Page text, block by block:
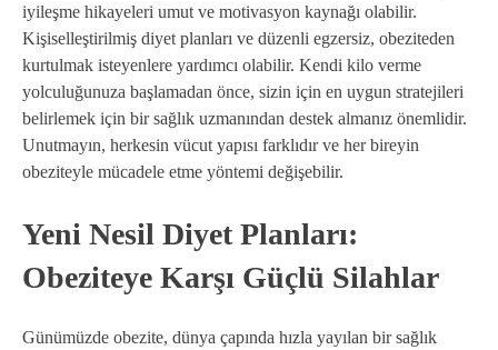
iyileşme hikayeleri umut ve motivasyon kaynağı olabilir.
Kişiselleştirilmiş diyet planları ve düzenli egzersiz, obeziteden
kurtulmak isteyenlere yardımcı olabilir. Kendi kilo verme
yolculuğunuza başlamadan önce, sizin için en uygun stratejileri
belirlemek için bir sağlık uzmanından destek almanız önemlidir.
Unutmayın, herkesin vücut yapısı farklıdır ve her bireyin
obeziteyle mücadele etme yöntemi değişebilir.
Yeni Nesil Diyet Planları:
Obeziteye Karşı Güçlü Silahlar
Günümüzde obezite, dünya çapında hızla yayılan bir sağlık